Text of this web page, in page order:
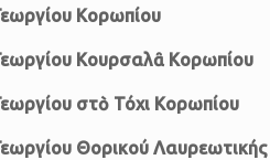
Κορωπίου
Κουρσαλᾶ Κορωπίου
στὸ Τόχι Κορωπίου
Θορικού Λαυρεωτικής